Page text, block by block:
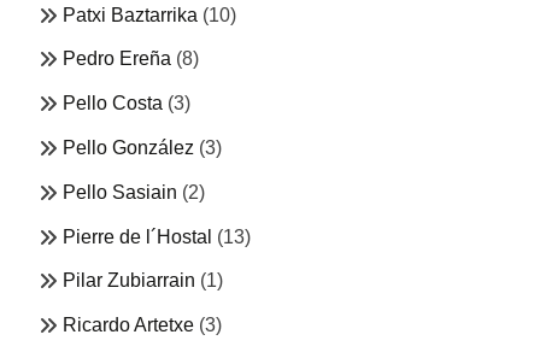
Patxi Baztarrika (10)
Pedro Ereña (8)
Pello Costa (3)
Pello González (3)
Pello Sasiain (2)
Pierre de l´Hostal (13)
Pilar Zubiarrain (1)
Ricardo Artetxe (3)